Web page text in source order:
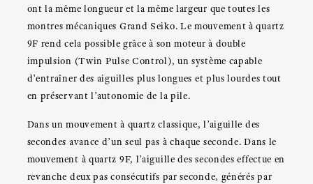
ont la même longueur et la même largeur que toutes les
montres mécaniques Grand Seiko. Le mouvement à quartz
9F rend cela possible grâce à son moteur à double
impulsion (Twin Pulse Control), un système capable
d’entraîner des aiguilles plus longues et plus lourdes tout
en préservant l’autonomie de la pile.
Dans un mouvement à quartz classique, l’aiguille des
secondes avance d’un seul pas à chaque seconde. Dans le
mouvement à quartz 9F, l’aiguille des secondes effectue en
revanche deux pas consécutifs par seconde, générés par